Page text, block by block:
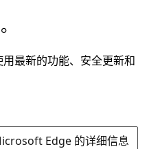
最新的功能、安全更新和
Edge 的详细信息